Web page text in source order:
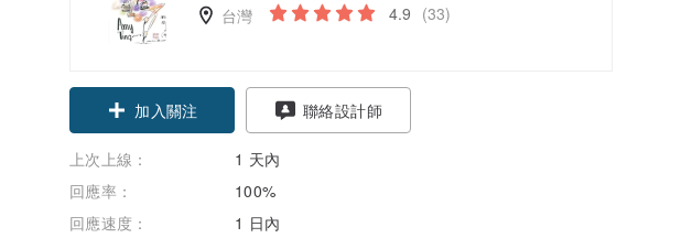
台灣 4.9 (33)
加入關注 聯絡設計師
上次上線：
1 天內
回應率：
100%
回應速度：
1 日內